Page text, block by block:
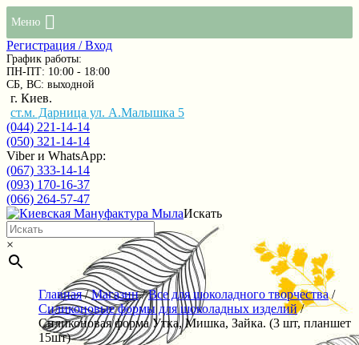
Меню
Регистрация / Вход
График работы:
ПН-ПТ: 10:00 - 18:00
СБ, ВС: выходной
г. Киев.
ст.м. Дарница ул. А.Малышка 5
(044) 221-14-14
(050) 321-14-14
Viber и WhatsApp:
(067) 333-14-14
(093) 170-16-37
(066) 264-57-47
Искать
×
Главная/Магазин/Все для шоколадного творчества/
Силиконовые формы для шоколадных изделий/
Силиконовая форма Утка, Мишка, Зайка. (3 шт, планшет
15шт)